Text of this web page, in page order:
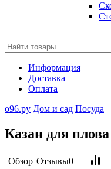
Информация
Доставка
Оплата
о96.ру Дом и сад Посуда
Казан для
Обзор Отзывы0